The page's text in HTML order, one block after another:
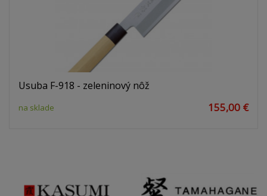
Usuba F-918 - zeleninový nôž
na sklade 155,00 €